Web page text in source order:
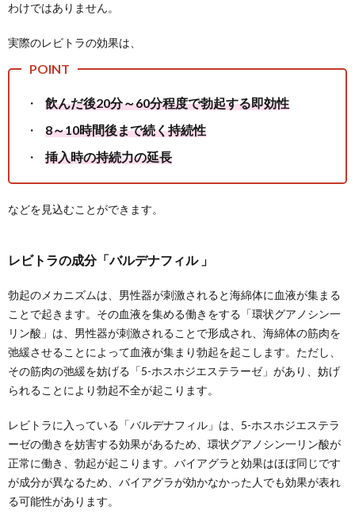
わけではありません。
実際のレビトラの効果は、
飲んだ後20分～60分程度で勃起する即効性
8～10時間後まで続く持続性
挿入時の持続力の延長
などを見込むことができます。
レビトラの成分「バルデナフィル 」
勃起のメカニズムは、男性器が刺激されると海綿体に血液が集まる
ことで起きます。その血液を集める働きをする「環状グアノシン一
リン酸」は、男性器が刺激されることで形成され、海綿体の筋肉を
弛緩させることによって血液が集まり勃起を起こします。ただし、
その筋肉の弛緩を妨げる「5-ホスホジエステラーゼ」があり、妨げ
られることにより勃起不全が起こります。
レビトラに入っている「バルデナフィル」は、5-ホスホジエステラ
ーゼの働きを妨害する効果があるため、環状グアノシン一リン酸が
正常に働き、勃起が起こります。バイアグラと効果はほぼ同じです
が成分が異なるため、バイアグラが効かなかった人でも効果が表れ
る可能性があります。